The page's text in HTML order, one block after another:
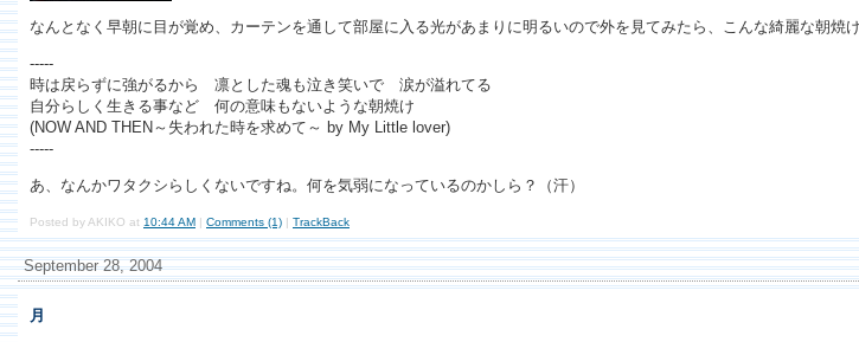
なんとなく早朝に目が覚め、カーテンを通して部屋に入る光があまりに明るいので外を見てみたら、こんな綺麗な朝焼
-----
時は戻らずに強がるから 凛とした魂も泣き笑いで 涙が溢れてる
自分らしく生きる事など 何の意味もないような朝焼け
(NOW AND THEN～失われた時を求めて～ by My Little lover)
-----
あ、なんかワタクシらしくないですね。何を気弱になっているのかしら？（汗）
Posted by AKIKO at 10:44 AM | Comments (1) | TrackBack
September 28, 2004
月